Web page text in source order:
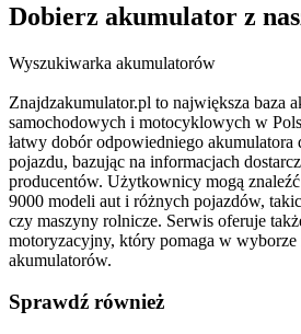
Dobierz akumulator z
Wyszukiwarka akumulatorów
Znajdzakumulator.pl to największa baza
samochodowych i motocyklowych w
łatwy dobór odpowiedniego akumulatora
pojazdu, bazując na informacjach
producentów. Użytkownicy mogą
9000 modeli aut i różnych pojazdów,
czy maszyny rolnicze. Serwis oferuje
motoryzacyjny, który pomaga w
akumulatorów.
Sprawdź również